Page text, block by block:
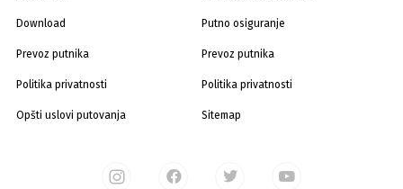
Download
Prevoz putnika
Politika privatnosti
Opšti uslovi putovanja
Putno osiguranje
Prevoz putnika
Politika privatnosti
Sitemap